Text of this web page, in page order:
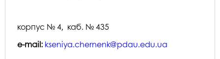
корпус № 4, каб. № 435
e-mail: kseniya.chernenk@pdau.edu.ua